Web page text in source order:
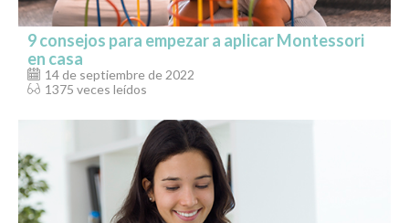
9 consejos para empezar a aplicar Montessori
en casa
14 de septiembre de 2022
1375 veces leídos